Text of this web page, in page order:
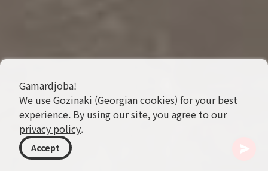
Gamardjoba!
We use Gozinaki (Georgian cookies) for your best
experience. By using our site, you agree to our
privacy policy.
Accept